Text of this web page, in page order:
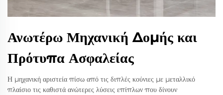
Ανωτέρω Μηχανική Δομής και
Πρότυπα Ασφαλείας
Η μηχανική αριστεία πίσω από τις διπλές κούνιες με μεταλλικό
πλαίσιο τις καθιστά ανώτερες λύσεις επίπλων που δίνουν